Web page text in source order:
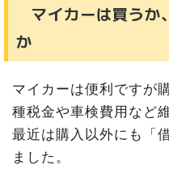
セミナー」
マイカーは買うか
か
マイカーは便利ですが
種税金や車検費用など
最近は購入以外にも「
ました。